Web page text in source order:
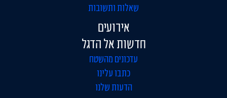
שאלות ותשובות
אירועים
חדשות אל הדגל
עדכונים מהשטח
כתבו עלינו
הדעות שלנו